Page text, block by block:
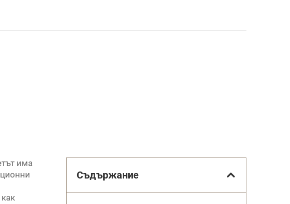
има
Съдържание